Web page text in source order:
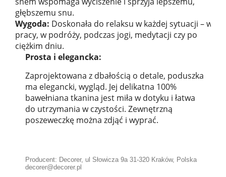
głębszemu snu.
Wygoda: Doskonała do relaksu w każdej sytuacji – w
pracy, w podróży, podczas jogi, medytacji czy po
ciężkim dniu.
Prosta i elegancka:
Zaprojektowana z dbałością o detale, poduszka
ma elegancki, wygląd. Jej delikatna 100%
bawełniana tkanina jest miła w dotyku i łatwa
do utrzymania w czystości. Zewnętrzną
poszeweczkę można zdjąć i wyprać.
Producent: Decorer, ul Słowicza 9a 31-320 Kraków, Polska
decorer@decorer.pl